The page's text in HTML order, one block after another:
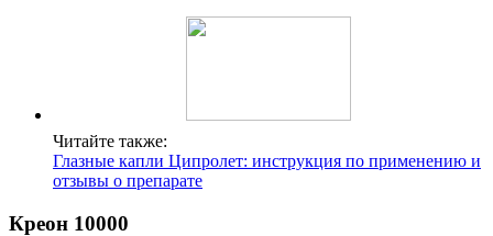
Читайте также:
Глазные капли Ципролет: инструкция по применению и
отзывы о препарате
Креон 10000